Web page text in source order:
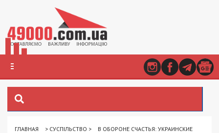
ГЛАВНАЯ > СУСПІЛЬСТВО >
В ОБОРОНЕ СЧАСТЬЯ: УКРАИНСКИЕ